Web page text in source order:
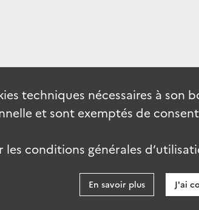
techniques nécessaires à son
et sont exemptés de
conditions générales
En savoir plus J'ai